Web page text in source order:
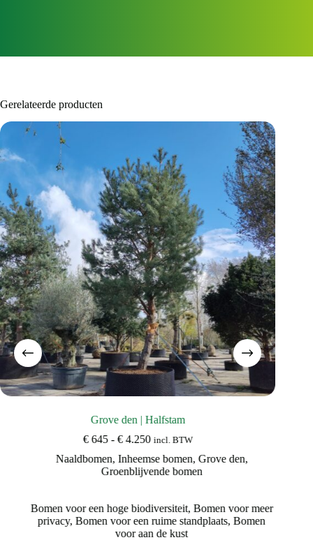
Gerelateerde producten
Grove den | Halfstam
€645 - €4.250Prijsklasse:
tot
€ 4.250
incl. BTW
Naaldbomen, Inheemse bomen, Grove den,
Groenblijvende bomen
Bomen voor een hoge biodiversiteit, Bomen voor meer
privacy,Bomen voor een ruime standplaats,Bomen
voor aan de kust